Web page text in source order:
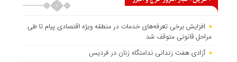
افزایش برخی تعرفه‌های خدمات در منطقه ویژه اقتصادی پیام تا طی
مراحل قانونی متوقف شد
آزادی هفت زندانی ندامتگاه زنان در فردیس